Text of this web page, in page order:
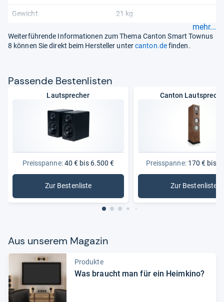
Gewicht 21 kg
mehr...
Weiterführende Informationen zum Thema Canton Smart Townus
8 können Sie direkt beim Hersteller untercanton.definden.
Pas­sende Bes­ten­lis­ten
Lautsprecher
Preisspanne:40 € bis 6.500 €
Zur Bestenliste
: Lautsprecher
Canton
Preisspanne:170 € bis
Zur Bestenliste
: Canton
Aus unse­rem Maga­zin
Produkte
Was braucht man für ein Heim­kino?